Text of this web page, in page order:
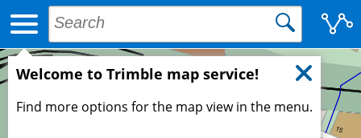
Welcome to Trimble map service!
Find more options for the map view in the menu.